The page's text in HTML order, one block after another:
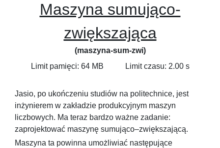
Maszyna sumująco-
zwiększająca
(maszyna-sum-zwi)
Limit pamięci: 64 MB
Limit czasu: 2.00 s
Jasio, po ukończeniu studiów na politechnice, jest
inżynierem w zakładzie produkcyjnym maszyn
liczbowych. Ma teraz bardzo ważne zadanie:
zaprojektować maszynę sumująco–zwiększającą.
Maszyna ta powinna umożliwiać następujące